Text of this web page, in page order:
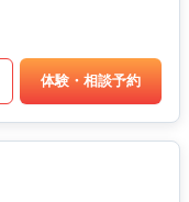
体験・相談予約